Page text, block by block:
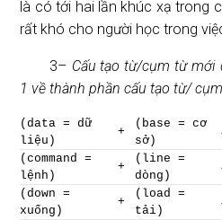
là có tới hai lần khúc xạ trong
rất khó cho người học trong
3– Cấu tạo từ/cụm từ mới
1 về thành phần cấu tạo từ/
(data = dữ
liệu)
+
(base = cơ
sở)
(command =
lệnh)
+
(line =
dòng)
(down =
xuống)
+
(load =
tải)